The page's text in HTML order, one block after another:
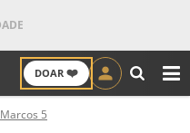
DOAR ❤️
Marcos 5